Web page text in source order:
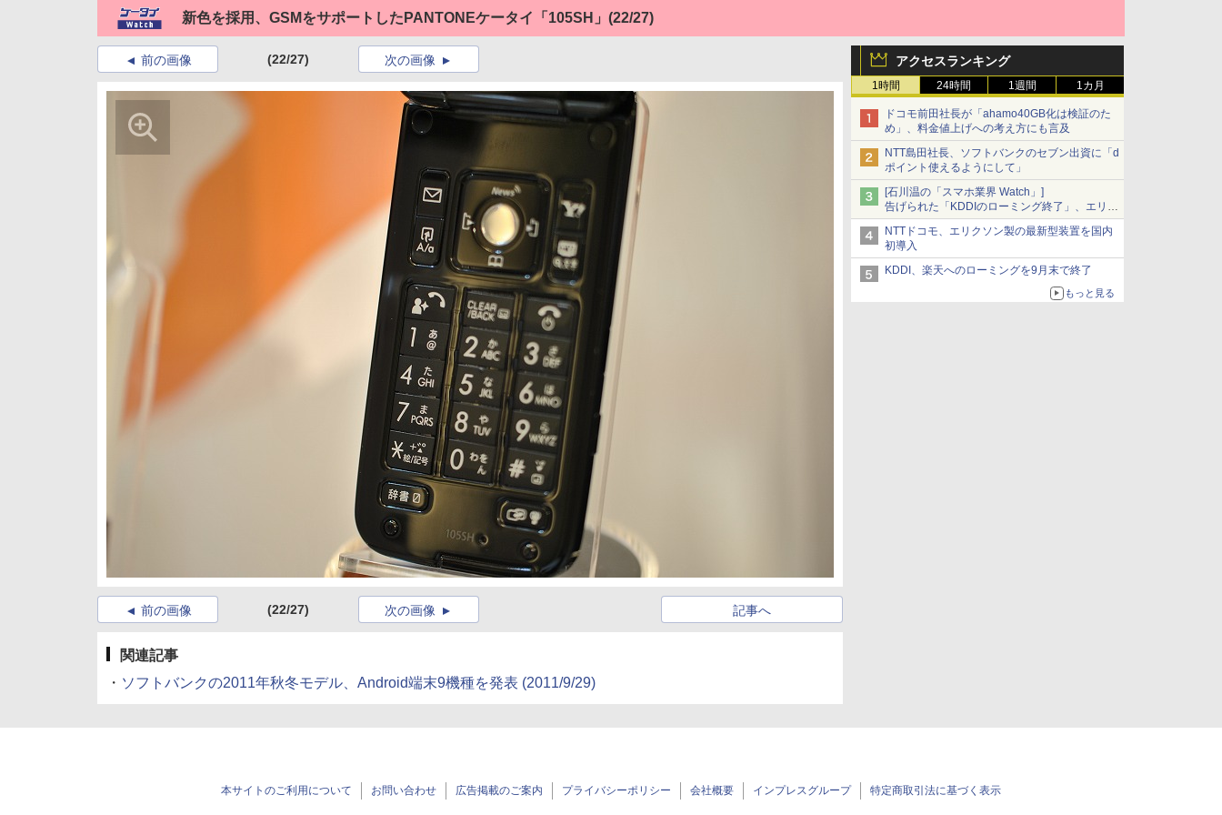
新色を採用、GSMをサポートしたPANTONEケータイ「105SH」 (22/27)
アクセスランキング
1時間 24時間 1週間 1カ月
ドコモ前田社長が「ahamo40GB化は検証のた
め」、料金値上げへの考え方にも言及
NTT島田社長、ソフトバンクのセブン出資に「d
ポイント使えるようにして」
[石川温の「スマホ業界 Watch」]
告げられた「KDDIのローミング終了」、エリア
マップの落とし穴と楽天モバイルの課題
NTTドコモ、エリクソン製の最新型装置を国内
初導入
KDDI、楽天へのローミングを9月末で終了
もっと見る
前の画像 (22/27) 次の画像
前の画像 (22/27) 記事へ
次の画像
関連記事
・ ソフトバンクの2011年秋冬モデル、Android端末9機種を発表 (2011/9/29)
本サイトのご利用について お問い合わせ 広告掲載のご案内 プライバシーポリシー 会社概要 インプレスグループ 特定商取引法に基づく表示